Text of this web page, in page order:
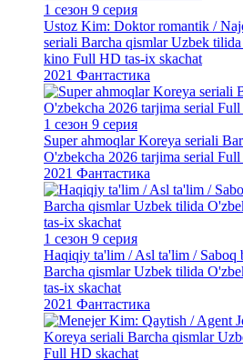
1 сезон 9 серия
Ustoz Kim: Doktor romantik /
seriali Barcha qismlar Uzbek
kino Full HD tas-ix skachat
2021 Фантастика
1 сезон 9 серия
Super ahmoqlar Koreya seriali
O'zbekcha 2026 tarjima serial
2021 Фантастика
1 сезон 9 серия
Haqiqiy ta'lim / Asl ta'lim / Saboq
Barcha qismlar Uzbek tilida
tas-ix skachat
2021 Фантастика